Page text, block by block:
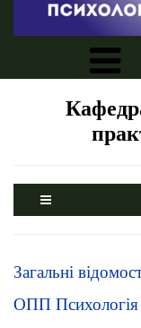
Загальні
ОПП Психологія